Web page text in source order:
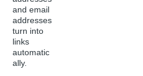
and email
addresses
turn into
links
automatic
ally.